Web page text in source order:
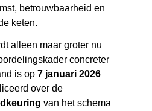
betrouwbaarheid en
keten.
alleen maar groter nu
concreter
is op 7 januari 2026
over de
van het schema